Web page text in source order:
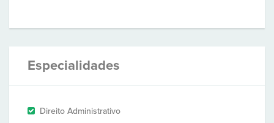
Especialidades
Direito Administrativo